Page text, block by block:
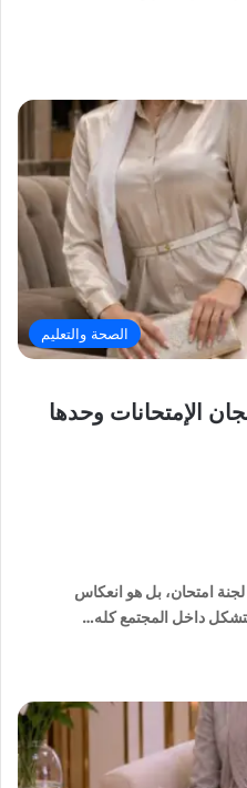
الصحة والتعليم
الإمتحانات وحدها
امتحان، بل هو انعكاس
داخل المجتمع كله…